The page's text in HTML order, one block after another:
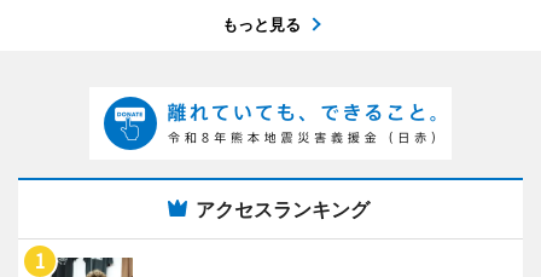
もっと見る
アクセスランキング